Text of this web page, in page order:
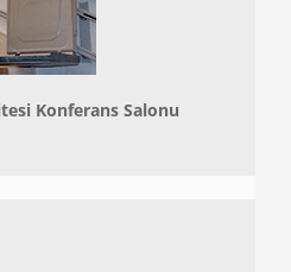
Konferans Salonu